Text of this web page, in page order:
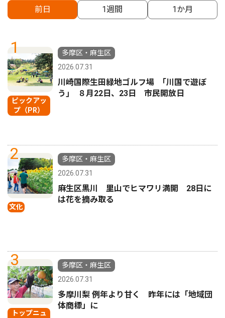
前日 1週間 1か月
1
ピックアッ
プ（PR）
多摩区・麻生区
2026.07.31
川崎国際生田緑地ゴルフ場 ｢川国で遊ぼ
う｣ ８月22日、23日 市民開放日
2
文化
多摩区・麻生区
2026.07.31
麻生区黒川 里山でヒマワリ満開 28日に
は花を摘み取る
3
トップニュ
多摩区・麻生区
2026.07.31
多摩川梨 例年より甘く 昨年には「地域団
体商標」に